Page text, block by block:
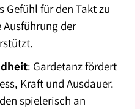
Gefühl für den Takt zu
der
: Gardetanz fördert
Kraft und Ausdauer.
spielerisch an